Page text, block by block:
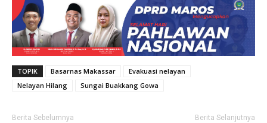
TOPIK Basarnas Makassar
Evakuasi nelayan
Nelayan Hilang
Sungai Buakkang Gowa
Berita Sebelumnya Berita Selanjutnya